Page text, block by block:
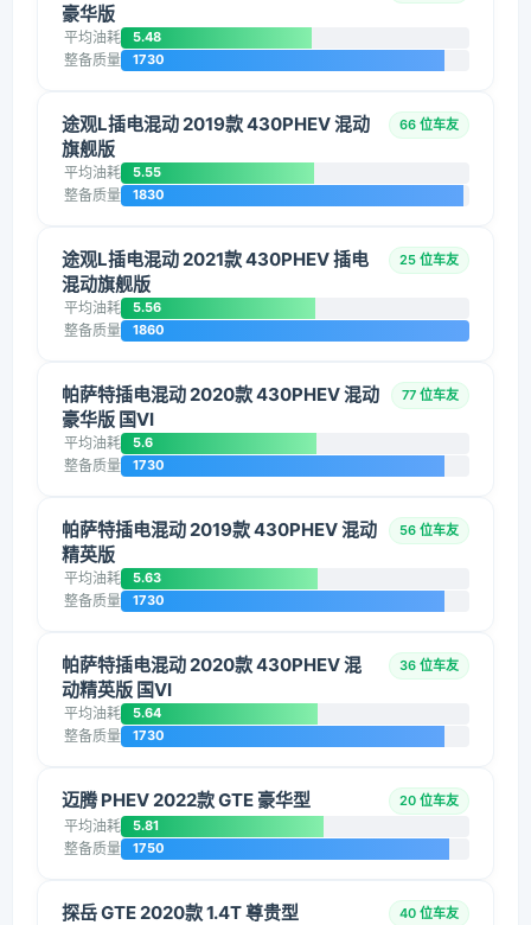
豪华版
平均油耗 5.48
整备质量 1730
途观L插电混动 2019款 430PHEV 混动
旗舰版
66 位车友
平均油耗 5.55
整备质量 1830
途观L插电混动 2021款 430PHEV 插电
混动旗舰版
25 位车友
平均油耗 5.56
整备质量 1860
帕萨特插电混动 2020款 430PHEV 混动
豪华版 国VI
77 位车友
平均油耗 5.6
整备质量 1730
帕萨特插电混动 2019款 430PHEV 混动
精英版
56 位车友
平均油耗 5.63
整备质量 1730
帕萨特插电混动 2020款 430PHEV 混
动精英版 国VI
36 位车友
平均油耗 5.64
整备质量 1730
迈腾 PHEV 2022款 GTE 豪华型 20 位车友
平均油耗 5.81
整备质量 1750
探岳 GTE 2020款 1.4T 尊贵型 40 位车友